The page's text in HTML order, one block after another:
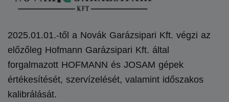
2025.01.01.-től a Novák Garázsipari Kft. végzi az
előzőleg Hofmann Garázsipari Kft. által
forgalmazott HOFMANN és JOSAM gépek
értékesítését, szervízelését, valamint időszakos
kalibrálását.